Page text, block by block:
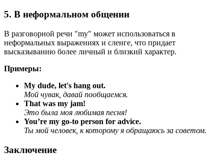
5. В неформальном общении
В разговорной речи "my" может использоваться в
неформальных выражениях и сленге, что придает
высказыванию более личный и близкий характер.
Примеры:
My dude, let's hang out.
Мой чувак, давай пообщаемся.
That was my jam!
Это была моя любимая песня!
You’re my go-to person for advice.
Ты мой человек, к которому я обращаюсь за советом.
Заключение